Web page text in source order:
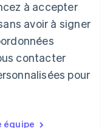
à accepter
avoir à signer
contacter
pour
équipe